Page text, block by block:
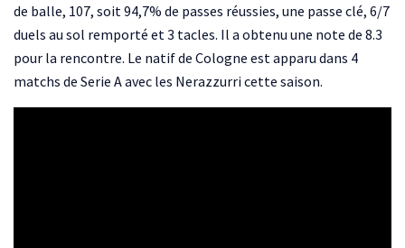
de balle, 107, soit 94,7% de passes réussies, une passe clé, 6/7
duels au sol remporté et 3 tacles. Il a obtenu une note de 8.3
pour la rencontre. Le natif de Cologne est apparu dans 4
matchs de Serie A avec les Nerazzurri cette saison.